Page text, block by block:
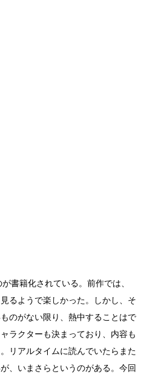
書籍化されている。前作では、
るようで楽しかった。しかし、そ
のがない限り、熱中することはで
ラクターも決まっており、内容も
リアルタイムに読んでいたらまた
、いまさらというのがある。今回